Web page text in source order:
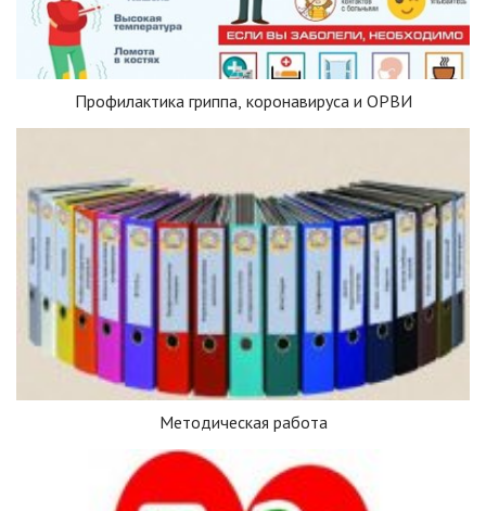
Профилактика гриппа, коронавируса и ОРВИ
Методическая работа